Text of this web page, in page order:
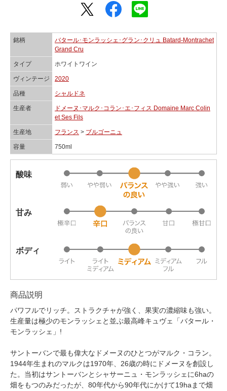
銘柄
バタール･モンラッシェ･グラン･クリュ Batard-Montrachet
Grand Cru
タイプ ホワイトワイン
ヴィンテージ 2020
品種 シャルドネ
生産者
ドメーヌ･マルク･コラン･エ･フィス Domaine Marc Colin
et Ses Fils
生産地 フランス > ブルゴーニュ
容量 750ml
酸味
甘み
ボディ
商品説明
パワフルでリッチ。ストラクチャが強く、果実の濃縮味も強い。
生産量は極少のモンラッシェと並ぶ最高峰キュヴェ「バタール・
モンラッシェ」!
サントーバンで最も偉大なドメーヌのひとつがマルク・コラン。
1944年生まれのマルクは1970年、26歳の時にドメーヌを創設し
た。当初はサントーバンとシャサーニュ・モンラッシェに6haの
畑をもつのみだったが、80年代から90年代にかけて19haまで畑